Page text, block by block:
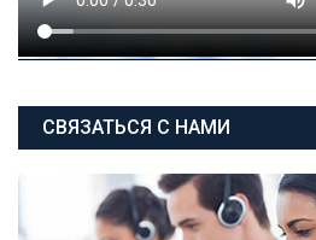
СВЯЗАТЬСЯ С НАМИ